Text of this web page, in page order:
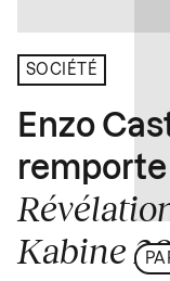
SOCIÉTÉ
Enzo
remporte
Kabine